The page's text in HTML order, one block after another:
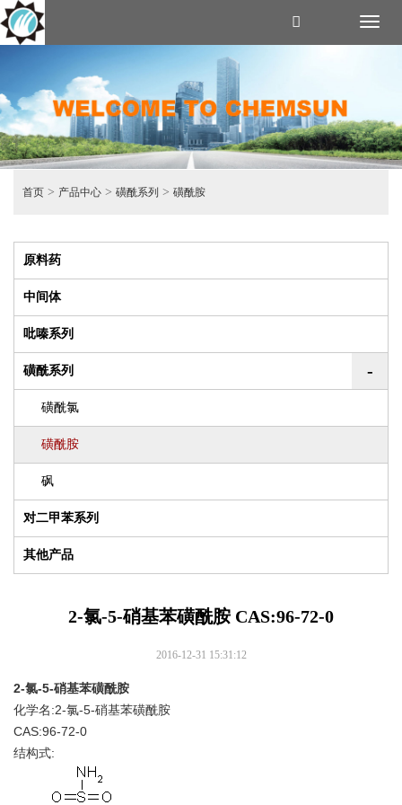
首页 > 产品中心 > 磺酰系列 > 磺酰胺
原料药
中间体
吡嗪系列
磺酰系列 -
磺酰氯
磺酰胺
砜
对二甲苯系列
其他产品
2-氯-5-硝基苯磺酰胺 CAS:96-72-0
2016-12-31 15:31:12
2-氯-5-硝基苯磺酰胺
化学名:2-氯-5-硝基苯磺酰胺
CAS:96-72-0
结构式: